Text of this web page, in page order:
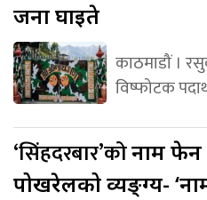
जना घाइते
काठमाडौं ।
विष्फोटक
‘सिंहदरबार’कोनाम
पोखरेलको व्यङ्ग्य-